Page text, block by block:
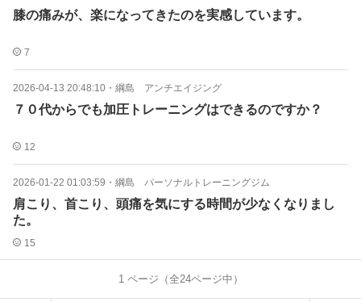
膝の痛みが、楽になってきたのを実感しています。
7
2026-04-13 20:48:10 ・ 綱島 アンチエイジング
７０代からでも加圧トレーニングはできるのですか？
12
2026-01-22 01:03:59 ・ 綱島 パーソナルトレーニングジム
肩こり、首こり、頭痛を気にする時間が少なくなりまし
た。
15
1ページ（全24ページ中）